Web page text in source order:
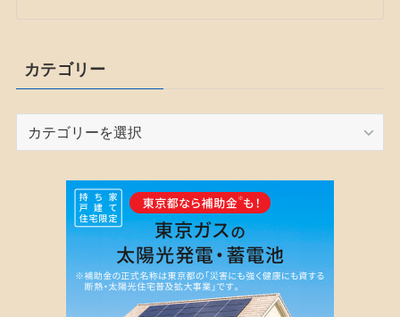
カテゴリー